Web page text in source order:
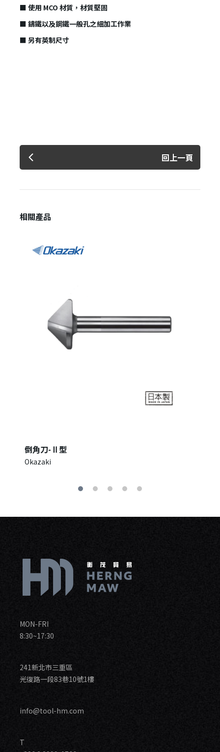
建立專屬帳號
■ 使用 MCO 材質，材質堅固
■ 鑄鐵以及鋼鐵一般孔之細加工作業
■ 另有英制尺寸
回上一頁
相關產品
倒角刀-Ⅱ型
Okazaki
MON-FRI
8:30~17:30
241新北市三重區
光復路一段83巷10號1樓
info@tool-hm.com
T